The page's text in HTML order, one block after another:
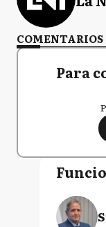
COMENTARIOS
Para